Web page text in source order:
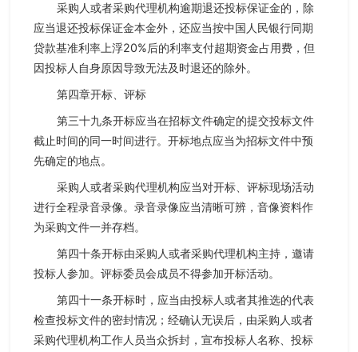
采购人或者采购代理机构逾期退还投标保证金的，除
应当退还投标保证金本金外，还应当按中国人民银行同期
贷款基准利率上浮20%后的利率支付超期资金占用费，但
因投标人自身原因导致无法及时退还的除外。
第四章开标、评标
第三十九条开标应当在招标文件确定的提交投标文件
截止时间的同一时间进行。开标地点应当为招标文件中预
先确定的地点。
采购人或者采购代理机构应当对开标、评标现场活动
进行全程录音录像。录音录像应当清晰可辨，音像资料作
为采购文件一并存档。
第四十条开标由采购人或者采购代理机构主持，邀请
投标人参加。评标委员会成员不得参加开标活动。
第四十一条开标时，应当由投标人或者其推选的代表
检查投标文件的密封情况；经确认无误后，由采购人或者
采购代理机构工作人员当众拆封，宣布投标人名称、投标